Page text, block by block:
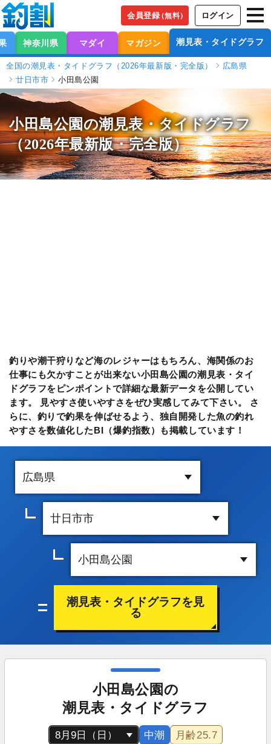
会員登録（無料） ログイン
神奈川県 マダイ マガジン 潮見表・タイドグラフ
全国の潮見表・タイドグラフ（2026年最新版・完全版）
広島県
廿日市市
小田島公園
小田島公園の潮見表・タイドグラフ
（2026年最新版・完全版）
釣りや潮干狩りなど海のレジャーはもちろん、海関係のお
仕事にも欠かすことが出来ない小田島公園の潮見表・タイ
ドグラフをピンポイントで詳細な最新データを公開してい
ます。 見やすさ使いやすさをぜひ実感してみて下さい。 さ
らに、釣りで釣果を伸ばせるよう、独自開発した魚の釣れ
やすさを数値化したBI（爆釣指数）も掲載しています！
潮見表・タイドグラフを見
る
小田島公園の
潮見表・タイドグラフ
中潮 月齢25.7